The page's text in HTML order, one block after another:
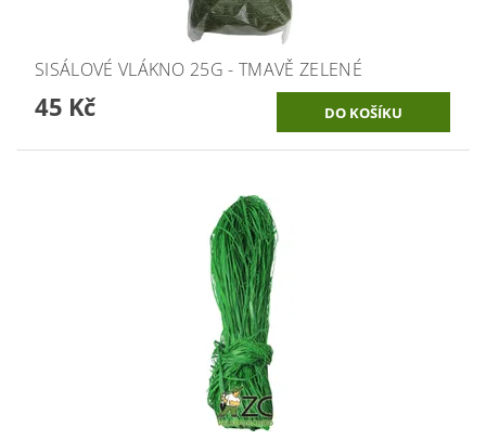
SISÁLOVÉ VLÁKNO 25G - TMAVĚ ZELENÉ
45 Kč